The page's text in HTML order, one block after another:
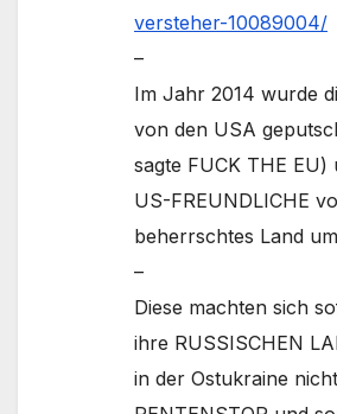
versteher-10089004/
–
Im Jahr 2014 wurde
von den USA
sagte FUCK THE EU)
US-FREUNDLICHE
beherrschtes Land
–
Diese machten sich
ihre RUSSISCHEN
in der Ostukraine